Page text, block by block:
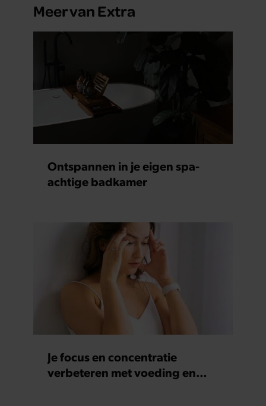
Meer van Extra
Ontspannen in je eigen spa-
achtige badkamer
Je focus en concentratie
verbeteren met voeding en